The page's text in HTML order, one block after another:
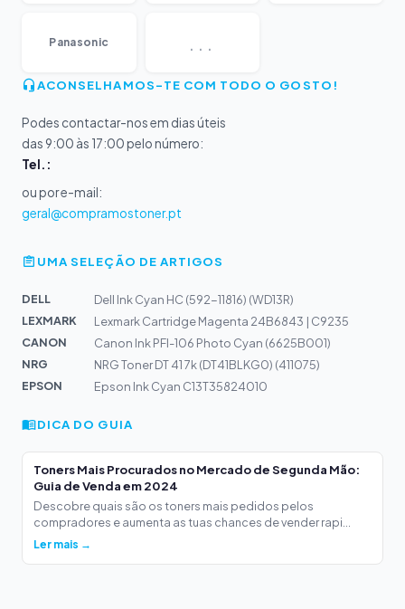
Panasonic
ACONSELHAMOS-TE COM TODO O GOSTO!
Podes contactar-nos em dias úteis
das 9:00 às 17:00 pelo número:
Tel.:
ou por e-mail:
geral@compramostoner.pt
UMA SELEÇÃO DE ARTIGOS
DELL
Dell Ink Cyan HC (592-11816) (WD13R)
LEXMARK
Lexmark Cartridge Magenta 24B6843 | C9235
CANON
Canon Ink PFI-106 Photo Cyan (6625B001)
NRG
NRG Toner DT 41 7k (DT41BLKG0) (411075)
EPSON
Epson Ink Cyan C13T35824010
DICA DO GUIA
Toners Mais Procurados no Mercado de Segunda Mão:
Guia de Venda em 2024
Descobre quais são os toners mais pedidos pelos
compradores e aumenta as tuas chances de vender rapi...
Ler mais →